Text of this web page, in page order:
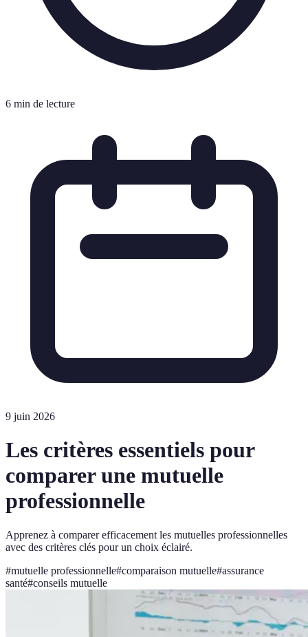
6 min de lecture
9 juin 2026
Les critères essentiels pour
comparer une mutuelle
professionnelle
Apprenez à comparer efficacement les mutuelles professionnelles
avec des critères clés pour un choix éclairé.
#mutuelle professionnelle#comparaison mutuelle#assurance
santé#conseils mutuelle